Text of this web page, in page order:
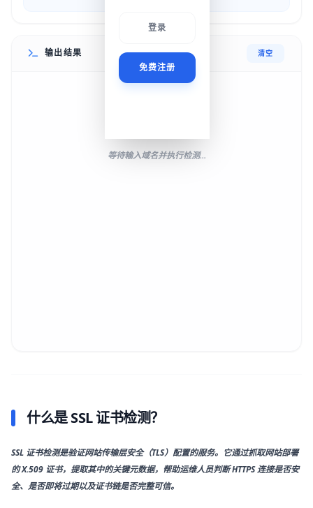
登录
免费注册
输出结果 清空
等待输入域名并执行检测...
什么是 SSL 证书检测？
SSL 证书检测是验证网站传输层安全（TLS）配置的服务。它通过抓取网站部署
的 X.509 证书，提取其中的关键元数据，帮助运维人员判断 HTTPS 连接是否安
全、是否即将过期以及证书链是否完整可信。